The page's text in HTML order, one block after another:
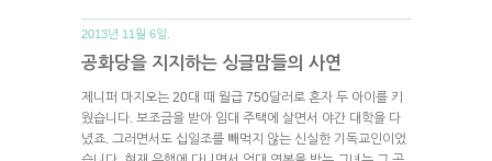
2013년 11월 6일.
공화당을 지지하는 싱글맘들의 사연
제니퍼 마지오는 20대 때 월급 750달러로 혼자 두 아이를 키
웠습니다. 보조금을 받아 임대 주택에 살면서 야간 대학을 다
녔죠. 그러면서도 십일조를 빼먹지 않는 신실한 기독교인이었